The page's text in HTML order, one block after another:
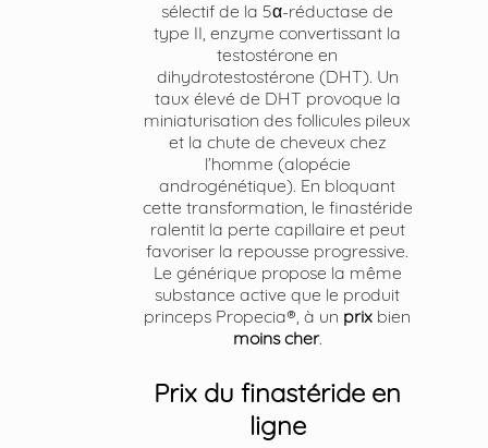
sélectif de la 5α-réductase de
type II, enzyme convertissant la
testostérone en
dihydrotestostérone (DHT). Un
taux élevé de DHT provoque la
miniaturisation des follicules pileux
et la chute de cheveux chez
l’homme (alopécie
androgénétique). En bloquant
cette transformation, le finastéride
ralentit la perte capillaire et peut
favoriser la repousse progressive.
Le générique propose la même
substance active que le produit
princeps Propecia®, à un prix bien
moins cher.
Prix du finastéride en
ligne